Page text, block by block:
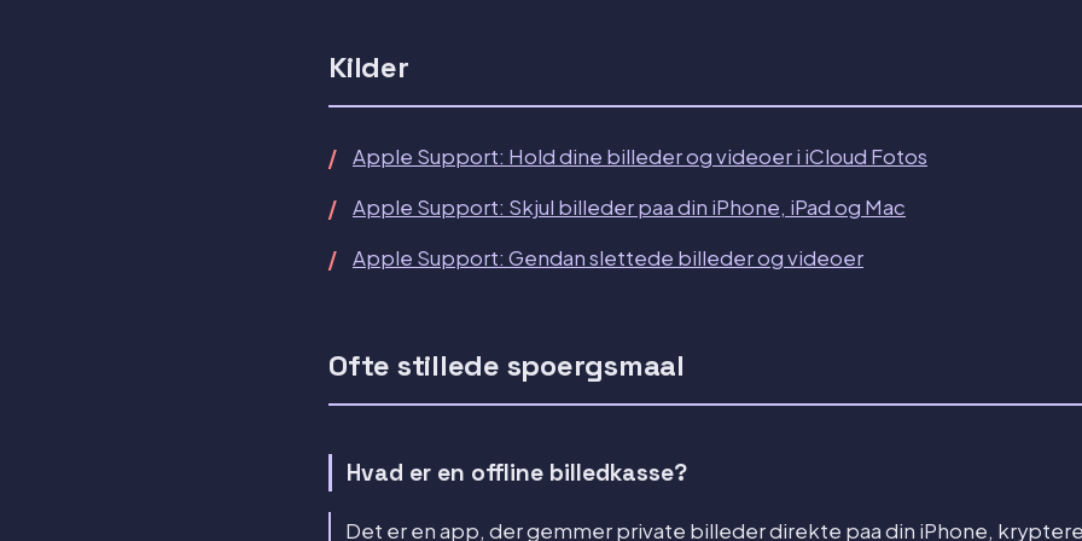
Kilder
Apple Support: Hold dine billeder og videoer i iCloud Fotos
Apple Support: Skjul billeder paa din iPhone, iPad og Mac
Apple Support: Gendan slettede billeder og videoer
Ofte stillede spoergsmaal
Hvad er en offline billedkasse?
Det er en app, der gemmer private billeder direkte paa din iPhone,